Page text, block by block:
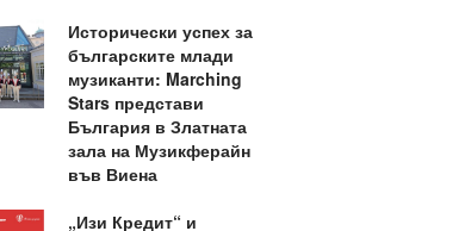
Исторически успех за
българските млади
музиканти: Marching
Stars представи
България в Златната
зала на Музикферайн
във Виена
„Изи Кредит“ и